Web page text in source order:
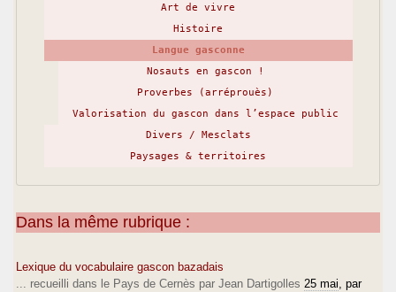
Art de vivre
Histoire
Langue gasconne
Nosauts en gascon !
Proverbes (arréprouès)
Valorisation du gascon dans l’espace public
Divers / Mesclats
Paysages & territoires
Dans la même rubrique :
Lexique du vocabulaire gascon bazadais
... recueilli dans le Pays de Cernès par Jean Dartigolles 25 mai , par